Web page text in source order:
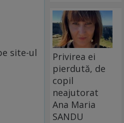
site-ul
Privirea ei
pierdută, de
copil
neajutorat
Ana Maria
SANDU